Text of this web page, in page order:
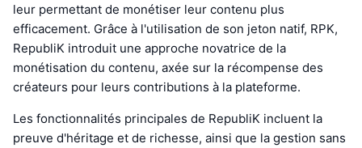
leur permettant de monétiser leur contenu plus
efficacement. Grâce à l'utilisation de son jeton natif, RPK,
RepubliK introduit une approche novatrice de la
monétisation du contenu, axée sur la récompense des
créateurs pour leurs contributions à la plateforme.
Les fonctionnalités principales de RepubliK incluent la
preuve d'héritage et de richesse, ainsi que la gestion sans